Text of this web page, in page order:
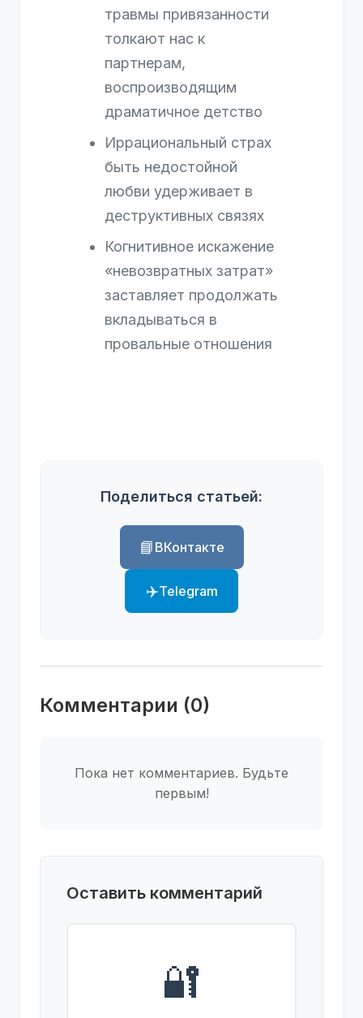
травмы привязанности
толкают нас к
партнерам,
воспроизводящим
драматичное детство
Иррациональный страх
быть недостойной
любви удерживает в
деструктивных связях
Когнитивное искажение
«невозвратных затрат»
заставляет продолжать
вкладываться в
провальные отношения
Поделиться статьей:
📘 ВКонтакте
✈️Telegram
Комментарии (0)
Пока нет комментариев. Будьте
первым!
Оставить комментарий
🔐